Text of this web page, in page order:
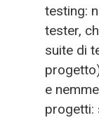
testing:
tester,
suite di
e
progetti: